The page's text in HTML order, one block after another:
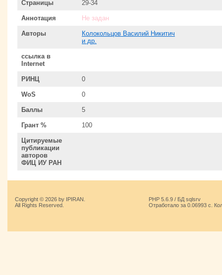
Страницы 29-34
Аннотация Не задан
Авторы
Колокольцов Василий Никитич
и др.
ссылка в
Internet
РИНЦ 0
WoS 0
Баллы 5
Грант % 100
Цитируемые
публикации
авторов
ФИЦ ИУ РАН
Copyright © 2026 by IPIRAN.
All Rights Reserved.
PHP 5.6.9 / БД sqlsrv
Отработало за 0.06993 с.